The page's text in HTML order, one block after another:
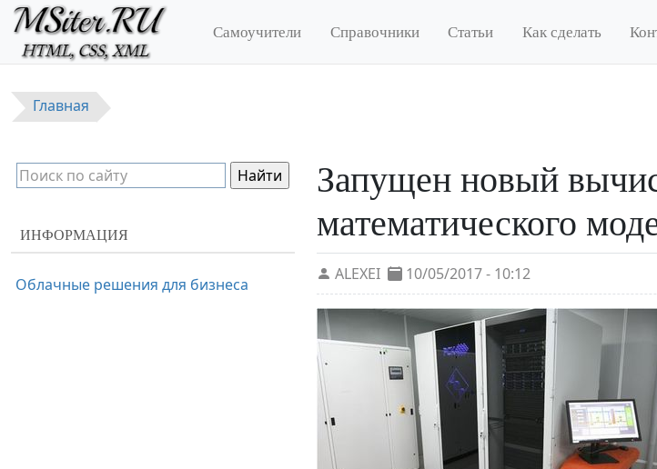
Перейти к основному содержанию
Самоучители Справочники Статьи Как сделать
Главная
Запущен новый
математического
ALEXEI 10/05/2017 - 10:12
ИНФОРМАЦИЯ
Облачные решения для бизнеса